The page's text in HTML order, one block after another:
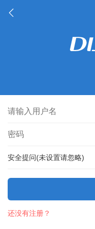
安全提问(未设置请忽略)
还没有注册？